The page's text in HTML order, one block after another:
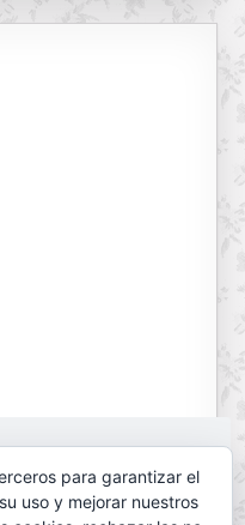
para garantizar el
uso y mejorar nuestros